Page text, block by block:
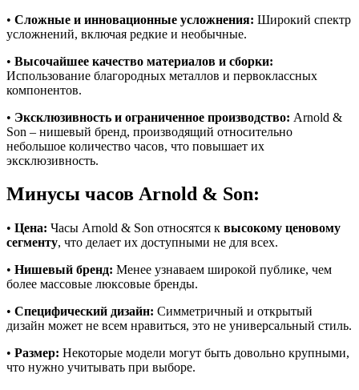
• Сложные и инновационные усложнения: Широкий спектр
усложнений, включая редкие и необычные.
• Высочайшее качество материалов и сборки:
Использование благородных металлов и первоклассных
компонентов.
• Эксклюзивность и ограниченное производство: Arnold &
Son – нишевый бренд, производящий относительно
небольшое количество часов, что повышает их
эксклюзивность.
Минусы часов Arnold & Son:
• Цена: Часы Arnold & Son относятся к высокому ценовому
сегменту, что делает их доступными не для всех.
• Нишевый бренд: Менее узнаваем широкой публике, чем
более массовые люксовые бренды.
• Специфический дизайн: Симметричный и открытый
дизайн может не всем нравиться, это не универсальный стиль.
• Размер: Некоторые модели могут быть довольно крупными,
что нужно учитывать при выборе.